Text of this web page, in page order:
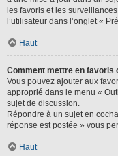
les favoris et les
l’utilisateur dans l’onglet «
Haut
Comment mettre en favoris
Vous pouvez ajouter aux
approprié dans le menu «
sujet de discussion.
Répondre à un sujet en
réponse est postée » vous
Haut